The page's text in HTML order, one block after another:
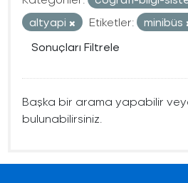
altyapi
Etiketler:
minibüs
Sonuçları Filtrele
Başka bir arama yapabilir
bulunabilirsiniz.